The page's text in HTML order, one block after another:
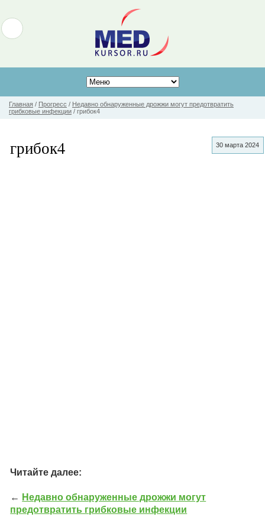
Главная / Прогресс / Недавно обнаруженные дрожжи могут предотвратить
грибковые инфекции / грибок4
30 марта 2024
грибок4
Читайте далее:
← Недавно обнаруженные дрожжи могут
предотвратить грибковые инфекции